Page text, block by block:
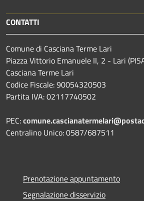
CONTATTI
Comune di Casciana Terme Lari
Piazza Vittorio Emanuele II, 2 - Lari
Casciana Terme Lari
Codice Fiscale: 90054320503
Partita IVA: 02117740502
PEC:
Centralino Unico: 0587/687511
Prenotazione appuntamento
Segnalazione disservizio